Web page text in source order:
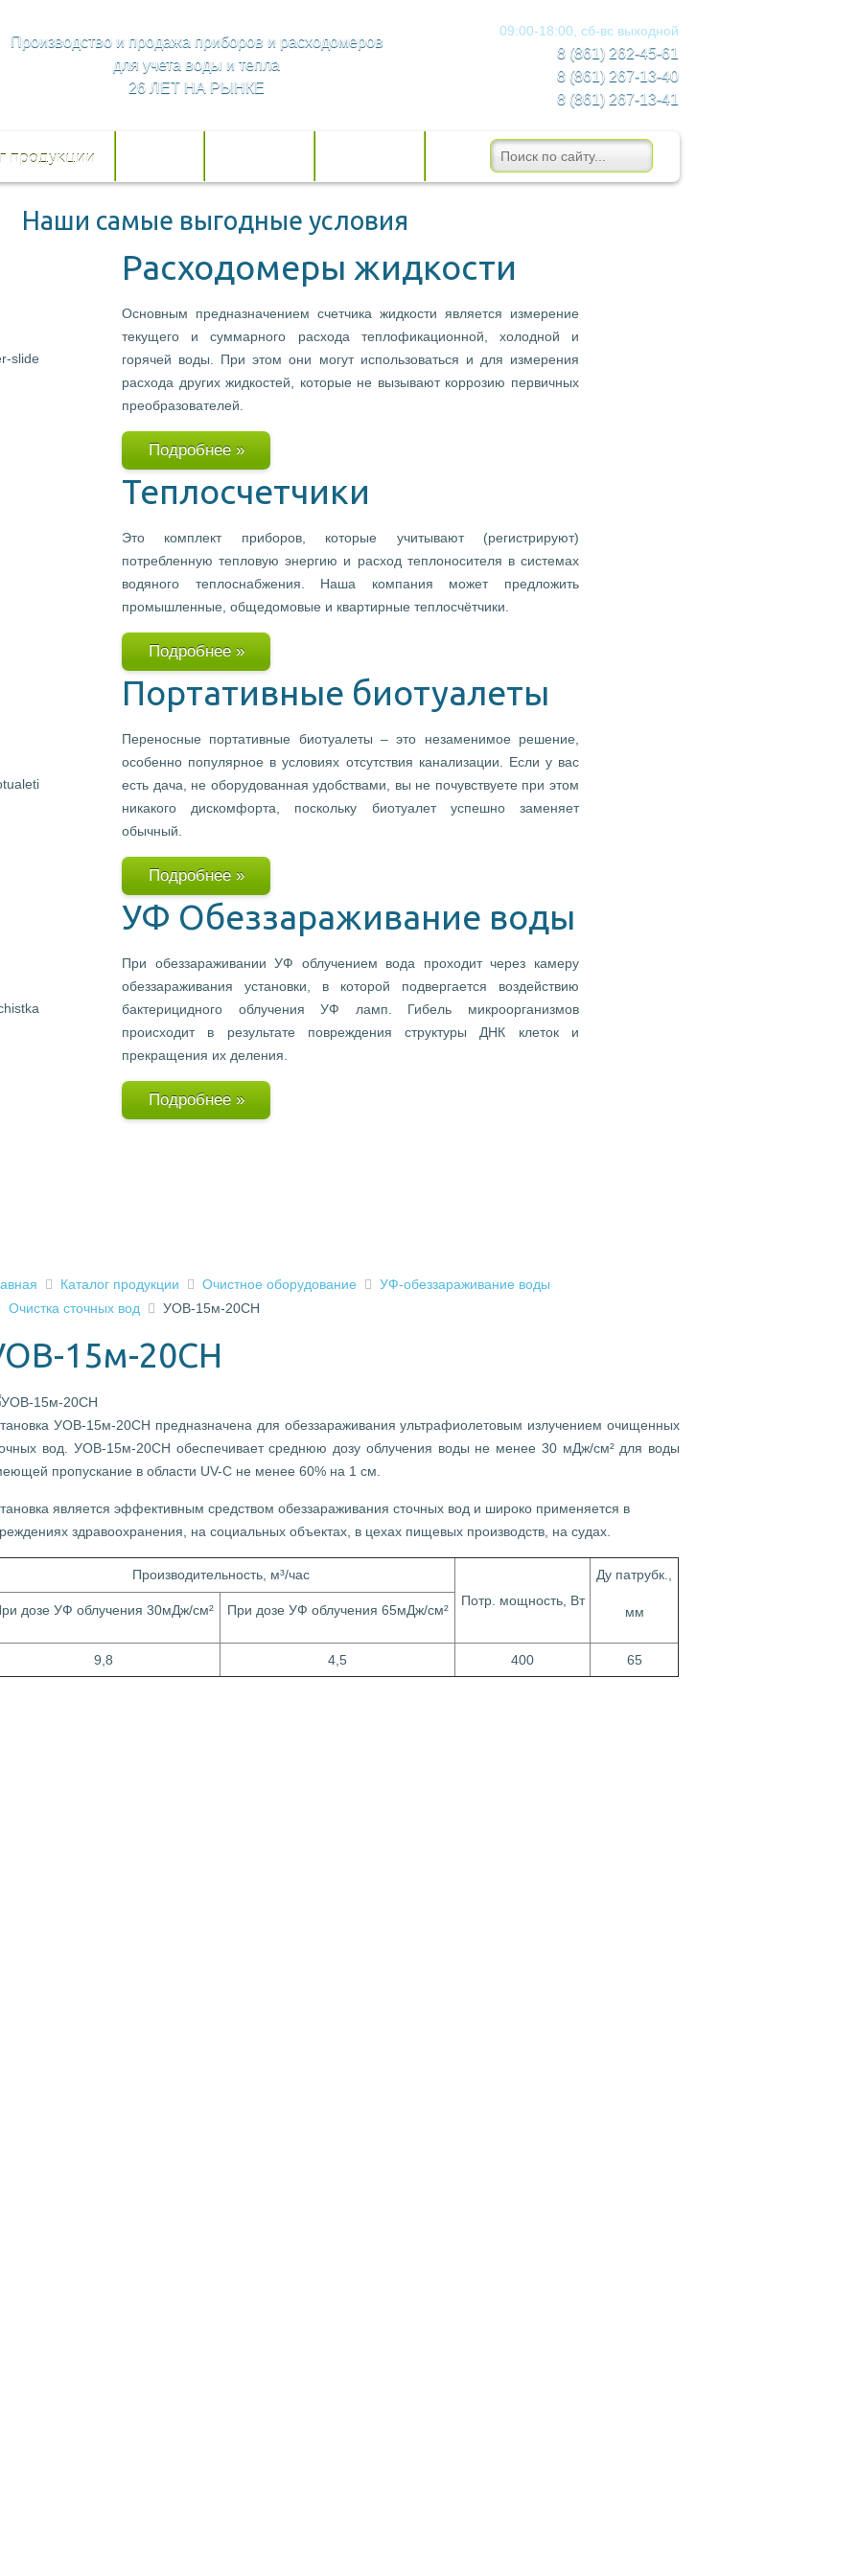
Производство и продажа приборов и расходомеров
для учета воды и тепла
26 ЛЕТ НА РЫНКЕ
09:00-18:00, сб-вс выходной
8 (861) 262-45-61
8 (861) 267-13-40
8 (861) 267-13-41
продукции
Наши самые выгодные условия
Расходомеры жидкости
Основным предназначением счетчика жидкости является измерение
текущего и суммарного расхода теплофикационной, холодной и
горячей воды. При этом они могут использоваться и для измерения
расхода других жидкостей, которые не вызывают коррозию первичных
преобразователей.
Подробнее »
Теплосчетчики
Это комплект приборов, которые учитывают (регистрируют)
потребленную тепловую энергию и расход теплоносителя в системах
водяного теплоснабжения. Наша компания может предложить
промышленные, общедомовые и квартирные теплосчётчики.
Подробнее »
Портативные биотуалеты
Переносные портативные биотуалеты – это незаменимое решение,
особенно популярное в условиях отсутствия канализации. Если у вас
есть дача, не оборудованная удобствами, вы не почувствуете при этом
никакого дискомфорта, поскольку биотуалет успешно заменяет
обычный.
Подробнее »
УФ Обеззараживание воды
При обеззараживании УФ облучением вода проходит через камеру
обеззараживания установки, в которой подвергается воздействию
бактерицидного облучения УФ ламп. Гибель микроорганизмов
происходит в результате повреждения структуры ДНК клеток и
прекращения их деления.
Подробнее »
Каталог продукции Очистное оборудование
УФ-обеззараживание воды
Очистка сточных вод
УОВ-15м-20CH
15м-20CH
УОВ-15м-20CН предназначена для обеззараживания ультрафиолетовым излучением очищенных
вод. УОВ-15м-20CН обеспечивает среднюю дозу облучения воды не менее 30 мДж/cм² для воды
пропускание в области UV-C не менее 60% на 1 см.
является эффективным средством обеззараживания сточных вод и широко применяется в
здравоохранения, на социальных объектах, в цехах пищевых производств, на судах.
Производительность, м³/час
Потр. мощность, Вт
Ду патрубк.,
мм
дозе УФ облучения 30мДж/cм² При дозе УФ облучения 65мДж/cм²
9,8 4,5 400 65